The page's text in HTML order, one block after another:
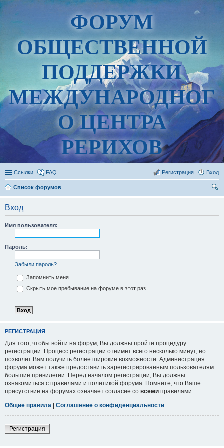
ФОРУМ
ОБЩЕСТВЕННОЙ
ПОДДЕРЖКИ
МЕЖДУНАРОДНОГ
О ЦЕНТРА
РЕРИХОВ
Ссылки FAQ Вход
Регистрация
Список форумов
Вход
Имя пользователя:
Пароль:
Забыли пароль?
Запомнить меня
Скрыть мое пребывание на форуме в этот раз
РЕГИСТРАЦИЯ
Для того, чтобы войти на форум, Вы должны пройти процедуру
регистрации. Процесс регистрации отнимет всего несколько минут, но
позволит Вам получить более широкие возможности. Администрация
форума может также предоставить зарегистрированным пользователям
большие привилегии. Перед началом регистрации, Вы должны
ознакомиться с правилами и политикой форума. Помните, что Ваше
присутствие на форумах означает согласие со всеми правилами.
Общие правила | Соглашение о конфиденциальности
Регистрация